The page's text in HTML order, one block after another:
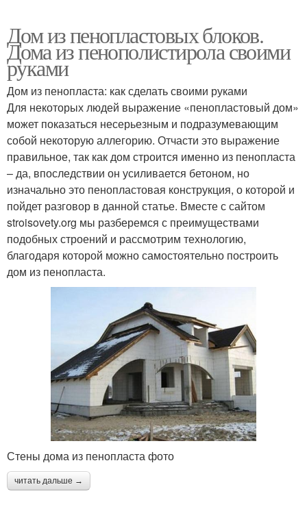
Дом из пенопластовых блоков.
Дома из пенополистирола своими
руками
Дом из пенопласта: как сделать своими руками
Для некоторых людей выражение «пенопластовый дом»
может показаться несерьезным и подразумевающим
собой некоторую аллегорию. Отчасти это выражение
правильное, так как дом строится именно из пенопласта
– да, впоследствии он усиливается бетоном, но
изначально это пенопластовая конструкция, о которой и
пойдет разговор в данной статье. Вместе с сайтом
stroisovety.org мы разберемся с преимуществами
подобных строений и рассмотрим технологию,
благодаря которой можно самостоятельно построить
дом из пенопласта.
Стены дома из пенопласта фото
читать дальше →